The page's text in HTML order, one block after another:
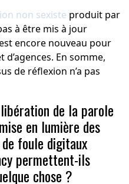
non sexiste produit par
à être mis à jour
encore nouveau pour
En somme,
de réflexion n’a pas
libération de la parole
en lumière des
foule digitaux
permettent-ils
chose ?